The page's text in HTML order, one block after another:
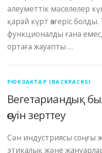
әлеуметтік мәселелер
қарай күрт өзгеріс
функционалды ғана
ортаға жауапты …
РЮКЗАКТАР (BACKPACKS)
Вегетариандық
өсуін зерттеу
Сән индустриясы соңғы
этикалық және